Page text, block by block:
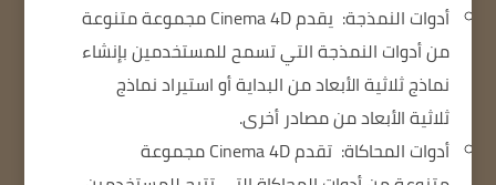
أدوات النمذجة:
يقدم Cinema 4D مجموعة متنوعة
من أدوات النمذجة التي تسمح للمستخدمين بإنشاء
نماذج ثلاثية الأبعاد من البداية أو استيراد نماذج
ثلاثية الأبعاد من مصادر أخرى.
أدوات المحاكاة:
تقدم Cinema 4D مجموعة